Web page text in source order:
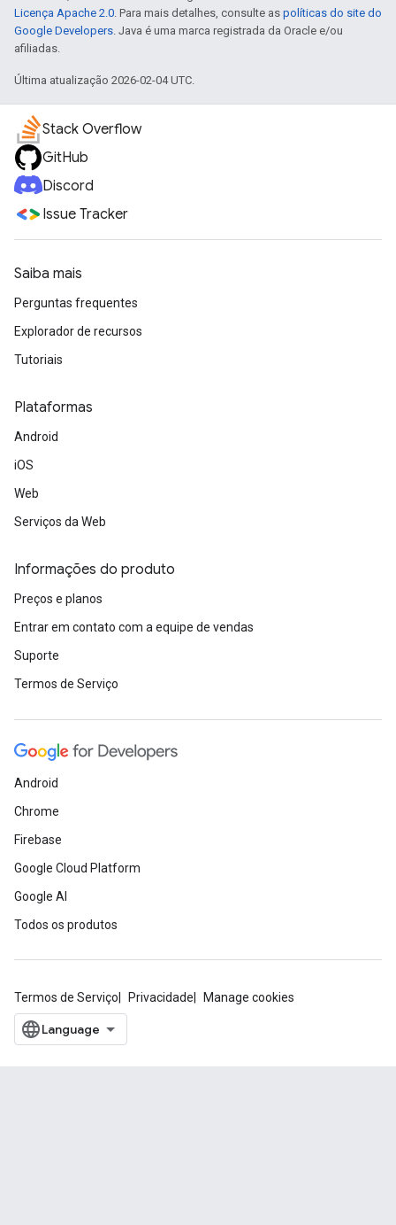
Licença Apache 2.0. Para mais detalhes, consulte as políticas do site do
Google Developers. Java é uma marca registrada da Oracle e/ou
afiliadas.
Última atualização 2026-02-04 UTC.
Stack Overflow
GitHub
Discord
Issue Tracker
Saiba mais
Perguntas frequentes
Explorador de recursos
Tutoriais
Plataformas
Android
iOS
Web
Serviços da Web
Informações do produto
Preços e planos
Entrar em contato com a equipe de vendas
Suporte
Termos de Serviço
Android
Chrome
Firebase
Google Cloud Platform
Google AI
Todos os produtos
Termos de Serviço Privacidade Manage cookies